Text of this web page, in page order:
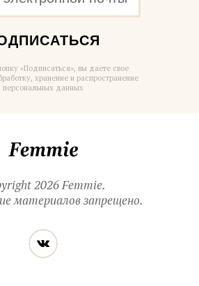
«Подписаться», вы даете свое
хранение и распространение
персональных данных
2026 Femmie.
материалов запрещено.
Читайте
нас
в социальных